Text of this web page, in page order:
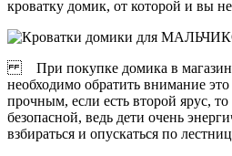
кроватку домик, от которой и вы
При покупке домика в магазине
необходимо обратить внимание
прочным, если есть второй ярус,
безопасной, ведь дети очень
взбираться и опускаться по